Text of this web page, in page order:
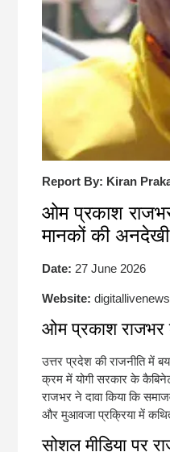
Report By: Kiran
ओम प्रकाश
मानकों की
Date: 27 June 2026
Website:
ओम प्रकाश राजभर
उत्तर प्रदेश की राजनीति में
क्रम में योगी सरकार के
राजभर ने दावा किया कि
और मुआवजा प्रक्रिया में कथित
सोशल मीडिया पर